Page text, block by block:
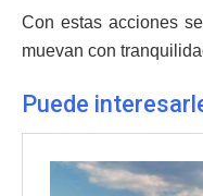
Con estas acciones
muevan con
Puede